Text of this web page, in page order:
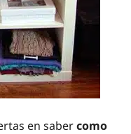
en sabercomo